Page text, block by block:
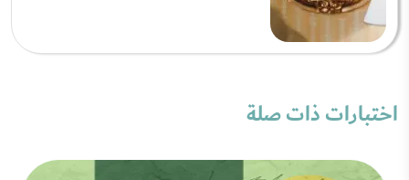
اختبارات ذات صلة